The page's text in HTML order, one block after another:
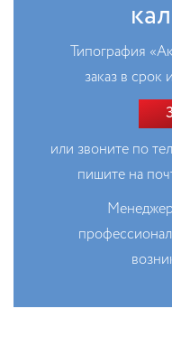
Типография
заказ в срок
или звоните по
пишите на